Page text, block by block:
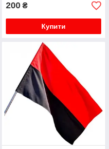
200 ₴
Купити